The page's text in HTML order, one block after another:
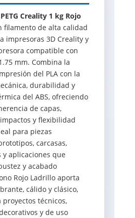
Creality 1 kg Rojo
filamento de alta calidad
impresoras 3D Creality y
compatible con
mm. Combina la
del PLA con la
durabilidad y
del ABS, ofreciendo
de capas,
y flexibilidad
para piezas
carcasas,
aplicaciones que
y acabado
Rojo Ladrillo aporta
cálido y clásico,
técnicos,
y de uso